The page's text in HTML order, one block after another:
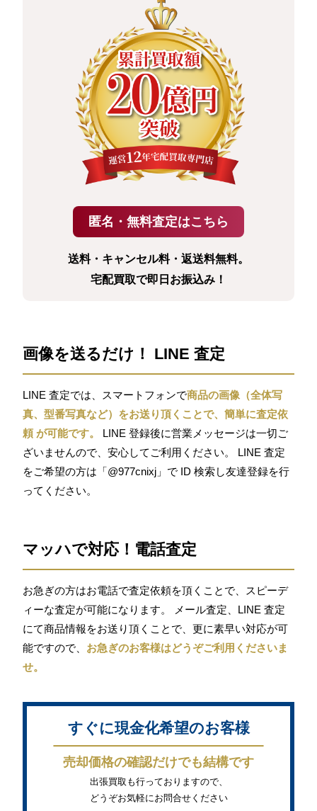
送料・キャンセル料・返送料無料。
宅配買取で即日お振込み！
画像を送るだけ！ LINE 査定
LINE 査定では、スマートフォンで商品の画像（全体写
真、型番写真など）をお送り頂くことで、簡単に査定依
頼 が可能です。
LINE 登録後に営業メッセージは一切ご
ざいませんので、安心してご利用ください。 LINE 査定
をご希望の方は「@977cnixj」で ID 検索し友達登録を行
ってください。
マッハで対応！電話査定
お急ぎの方はお電話で査定依頼を頂くことで、スピーデ
ィーな査定が可能になります。 メール査定、LINE 査定
にて商品情報をお送り頂くことで、更に素早い対応が可
能ですので、 お急ぎのお客様はどうぞご利用くださいま
せ。
すぐに現金化希望のお客様
売却価格の確認だけでも結構です
出張買取も行っておりますので、
どうぞお気軽にお問合せください